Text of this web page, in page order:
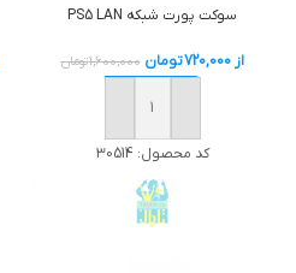
سوکت پورت شبکه PS5 LAN
از720,000تومان 1,600,000تومان
خرید
کد محصول: 30514